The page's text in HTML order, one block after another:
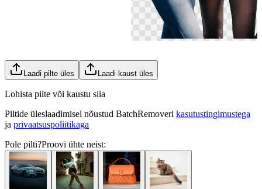
Laadi pilte üles Laadi kaust üles
Lohista pilte või kaustu siia
Piltide üleslaadimisel nõustud BatchRemoveri kasutustingimustega
ja privaatsuspoliitikaga
Pole pilti?Proovi ühte neist: